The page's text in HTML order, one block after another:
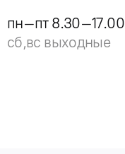
пн–пт 8.30–17.00
сб,вс выходные